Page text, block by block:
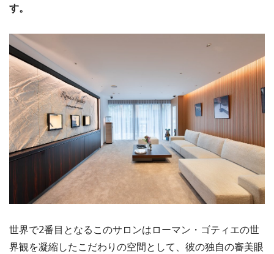
す。
世界で2番目となるこのサロンはローマン・ゴティエの世
界観を凝縮したこだわりの空間として、彼の独自の審美眼